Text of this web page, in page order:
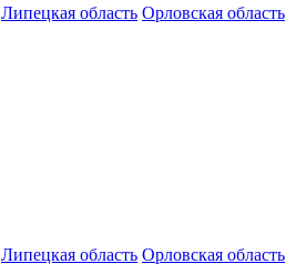
Липецкая область Орловская область
Липецкая область Орловская область